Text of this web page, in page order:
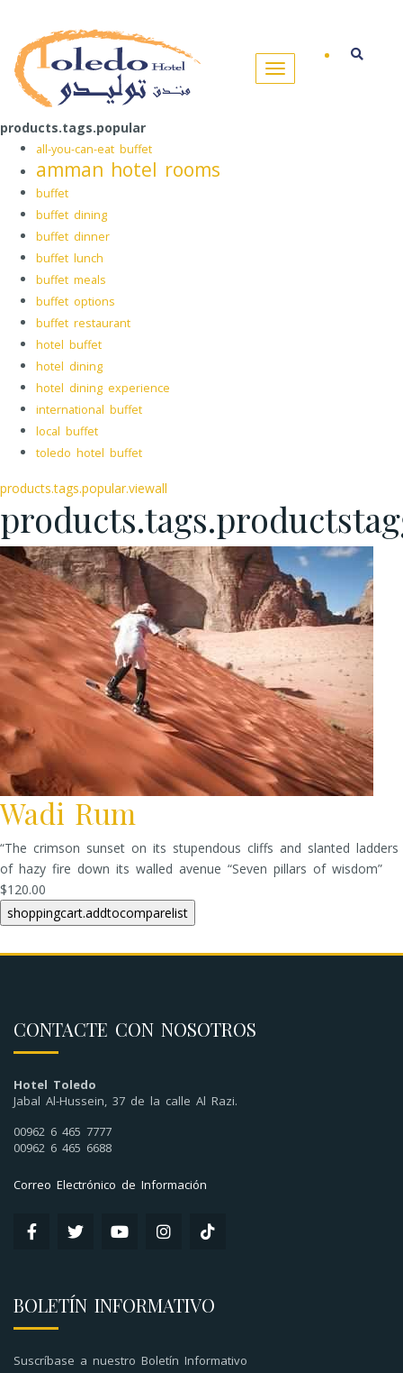
products.tags.popular
all-you-can-eat buffet
amman hotel rooms
buffet
buffet dining
buffet dinner
buffet lunch
buffet meals
buffet options
buffet restaurant
hotel buffet
hotel dining
hotel dining experience
international buffet
local buffet
toledo hotel buffet
products.tags.popular.viewall
Wadi Rum
“The crimson sunset on its stupendous cliffs and slanted ladders
of hazy fire down its walled avenue “Seven pillars of wisdom”
$120.00
CONTACTE CON NOSOTROS
Hotel Toledo
Jabal Al-Hussein, 37 de la calle Al Razi.
00962 6 465 7777
00962 6 465 6688
Correo Electrónico de Información
BOLETÍN INFORMATIVO
Suscríbase a nuestro Boletín Informativo